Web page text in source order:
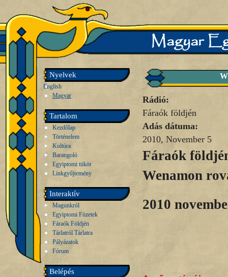
Nyelvek
English
Magyar
Tartalom
Kezdőlap
Történelem
Kultúra
Barangoló
Egyiptomi tükör
Linkgyűjtemény
Interaktív
Magunkról
Egyiptomi Füzetek
Fáraók Földjén
Tárlatról Tárlatra
Pályázatok
Fórum
Belépés
Rádió:
Fáraók földjén
Adás dátuma:
2010, November 5
Fáraók
Wenamon
2010